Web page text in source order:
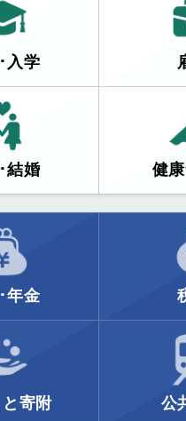
入学
結婚 健
年金
寄附 公